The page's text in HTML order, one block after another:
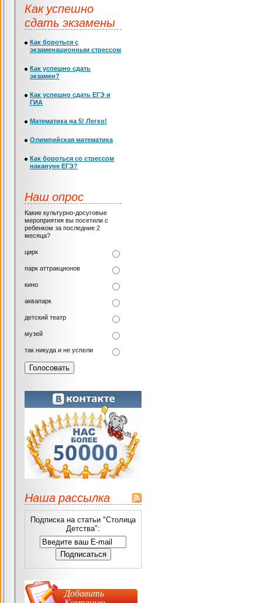
Как успешно
сдать экзамены
Как бороться с
экзаменационным стрессом
Как успешно сдать
экзамен?
Как успешно сдать ЕГЭ и
ГИА
Математика на 5! Легко!
Олимпийская математика
Как бороться со стрессом
накануне ЕГЭ?
Наш опрос
Какие культурно-досуговые
мероприятия вы посетили с
ребенком за последние 2
месяца?
цирк
парк аттракционов
кино
аквапарк
детский театр
музей
так никуда и не успели
Наша рассылка
Подписка на статьи "Столица
Детства":
Добавить